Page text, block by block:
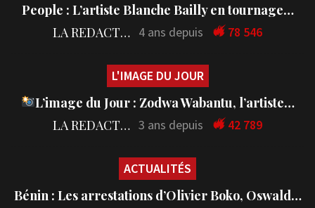
People : L’artiste Blanche Bailly en tournage…
LA REDACTION 4 ans depuis 78 546
L'IMAGE DU JOUR
L’image du Jour : Zodwa Wabantu, l’artiste…
LA REDACTION 3 ans depuis 42 789
ACTUALITÉS
Bénin : Les arrestations d’Olivier Boko, Oswald…